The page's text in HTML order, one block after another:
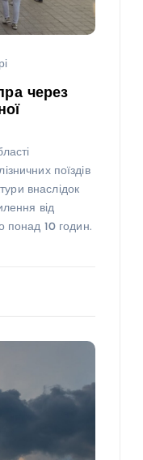
через
поїздів
внаслідок
від
понад 10 годин.